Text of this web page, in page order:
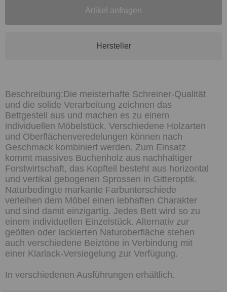
Artikel anfragen
Hersteller
Die meisterhafte Schreiner-Qualität
und die solide Verarbeitung zeichnen das
Bettgestell aus und machen es zu einem
individuellen Möbelstück. Verschiedene Holzarten
und Oberflächenveredelungen können nach
Geschmack kombiniert werden. Zum Einsatz
kommt massives Buchenholz aus nachhaltiger
Forstwirtschaft, das Kopfteil besteht aus horizontal
und vertikal gebogenen Sprossen in Gitteroptik.
Naturbedingte markante Farbunterschiede
verleihen dem Möbel einen lebhaften Charakter
und sind damit einzigartig. Jedes Bett wird so zu
einem individuellen Einzelstück. Alternativ zur
geölten oder lackierten Naturoberfläche stehen
auch verschiedene Beiztöne in Verbindung mit
einer Klarlack-Versiegelung zur Verfügung.
In verschiedenen Ausführungen erhältlich.